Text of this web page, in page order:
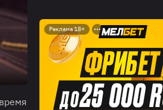
Реклама 18+